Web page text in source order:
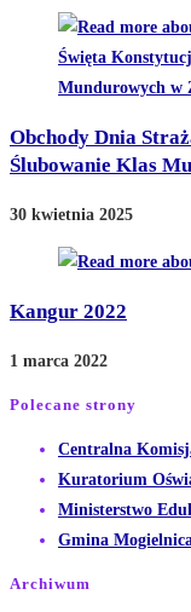
Obchody Dnia
Ślubowanie Klas
30 kwietnia 2025
Kangur 2022
1 marca 2022
Polecane strony
Centralna
Kuratorium
Ministerstwo
Gmina
Archiwum